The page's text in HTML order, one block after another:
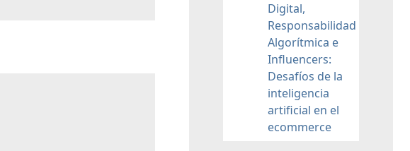
Digital,
Responsabilidad
Algorítmica e
Influencers:
Desafíos de la
inteligencia
artificial en el
ecommerce